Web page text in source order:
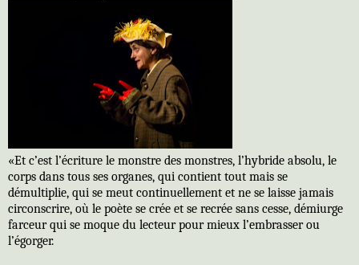
«Et c’est l’écriture le monstre des monstres, l’hybride absolu, le
corps dans tous ses organes, qui contient tout mais se
démultiplie, qui se meut continuellement et ne se laisse jamais
circonscrire, où le poète se crée et se recrée sans cesse, démiurge
farceur qui se moque du lecteur pour mieux l’embrasser ou
l’égorger.